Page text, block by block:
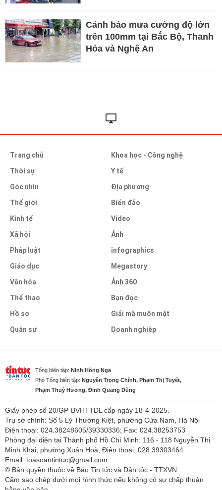
Cảnh báo mưa cường độ lớn
trên 100mm tại Bắc Bộ, Thanh
Hóa và Nghệ An
Trang chủ
Thời sự
Góc nhìn
Thế giới
Kinh tế
Xã hội
Pháp luật
Giáo dục
Văn hóa
Thể thao
Hồ sơ
Quân sự
Khoa học - Công nghệ
Y tế
Địa phương
Biển đảo
Video
Ảnh
infographics
Megastory
Ảnh 360
Bạn đọc
Giải mã muôn mặt
Doanh nghiệp
Tổng biên tập: Ninh Hồng Nga
Phó Tổng biên tập: Nguyễn Trọng Chính, Phạm Thị Tuyết,
Phạm Thuỳ Hương, Đinh Quang Dũng
Giấy phép số 20/GP-BVHTTDL cấp ngày 18-4-2025.
Trụ sở chính: Số 5 Lý Thường Kiệt, phường Cửa Nam, Hà Nội
Điện thoại: 024.38248605/39330336; Fax: 024.38253753
Phòng đại diện tại Thành phố Hồ Chí Minh: 116 - 118 Nguyễn Thị
Minh Khai, phường Xuân Hoà; Điện thoại: 028.39303464
Email: toasoantintuc@gmail.com
© Bản quyền thuộc về Báo Tin tức và Dân tộc - TTXVN
Cấm sao chép dưới mọi hình thức nếu không có sự chấp thuận